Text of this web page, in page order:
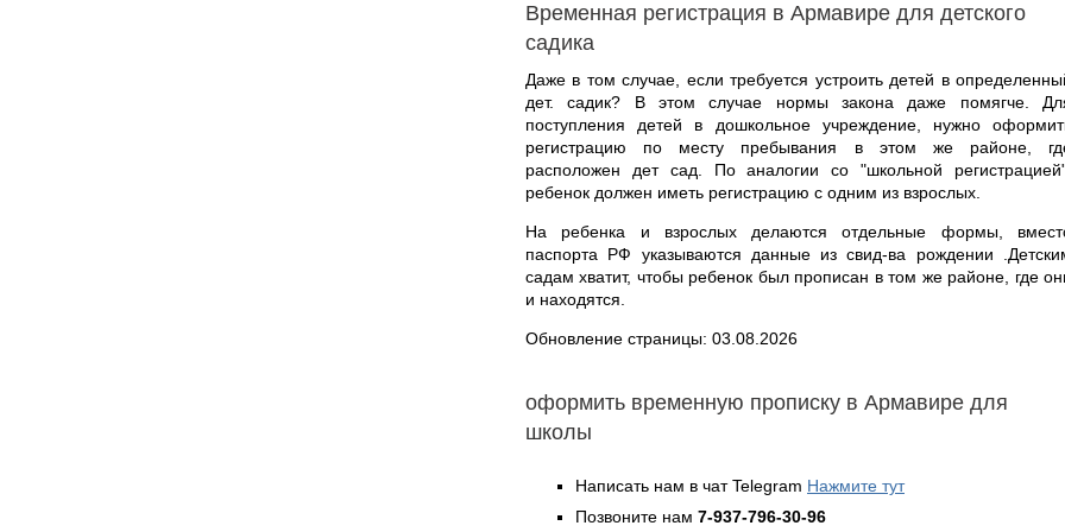
Временная регистрация в Армавире для детского
садика
Даже в том случае, если требуется устроить детей в
дет. садик? В этом случае нормы закона даже помягче.
поступления детей в дошкольное учреждение, нужно
регистрацию по месту пребывания в этом же районе,
расположен дет сад. По аналогии со "школьной
ребенок должен иметь регистрацию с одним из взрослых.
На ребенка и взрослых делаются отдельные формы,
паспорта РФ указываются данные из свид-ва рождении
садам хватит, чтобы ребенок был прописан в том же районе, где
и находятся.
Обновление страницы: 03.08.2026
оформить временную прописку в Армавире для
школы
Написать нам в чат Telegram Нажмите тут
Позвоните нам 7-937-796-30-96